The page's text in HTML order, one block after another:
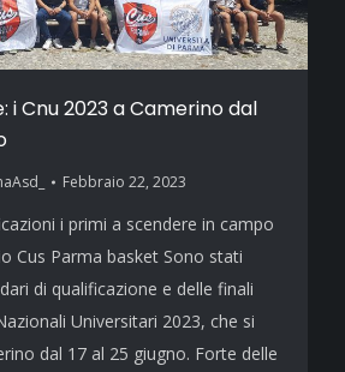
i Cnu 2023 a Camerino dal
Febbraio 22, 2023
i primi a scendere in campo
Cus Parma basket Sono stati
di qualificazione e delle finali
Universitari 2023, che si
dal 17 al 25 giugno. Forte delle